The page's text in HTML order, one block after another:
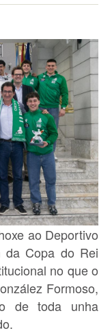
ao Deportivo
da Copa do Rei
no que o
Formoso,
de toda unha